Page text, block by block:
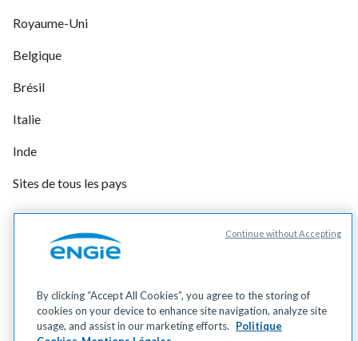
Royaume-Uni
Belgique
Brésil
Italie
Inde
Sites de tous les pays
Gérer vos cookies
Données personnelles
Mentions légales
Accessibilité
By clicking “Accept All Cookies”, you agree to the storing of
cookies on your device to enhance site navigation, analyze site
usage, and assist in our marketing efforts.
Politique
Continue without Accepting